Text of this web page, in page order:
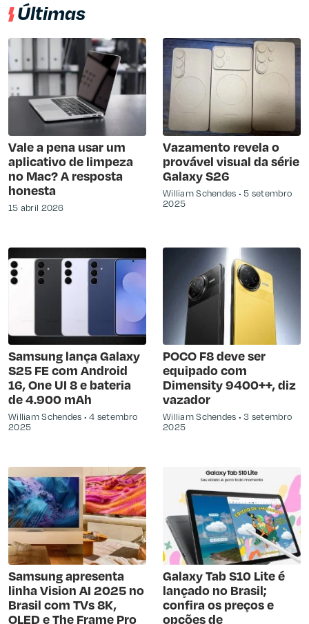
Últimas
Vale a pena usar um
aplicativo de limpeza
no Mac? A resposta
honesta
15 abril 2026
Vazamento revela o
provável visual da série
Galaxy S26
William Schendes
5 setembro
2025
Samsung lança Galaxy
S25 FE com Android
16, One UI 8 e bateria
de 4.900 mAh
William Schendes
4 setembro
2025
POCO F8 deve ser
equipado com
Dimensity 9400++, diz
vazador
William Schendes
3 setembro
2025
Samsung apresenta
linha Vision AI 2025 no
Brasil com TVs 8K,
OLED e The Frame Pro
Galaxy Tab S10 Lite é
lançado no Brasil;
confira os preços e
opções de